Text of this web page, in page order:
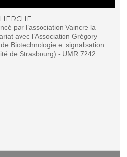
par l’association Vaincre la
avec l’Association Grégory
Biotechnologie et signalisation
de Strasbourg) - UMR 7242.